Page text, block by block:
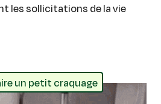
les sollicitations de la vie
un petit craquage